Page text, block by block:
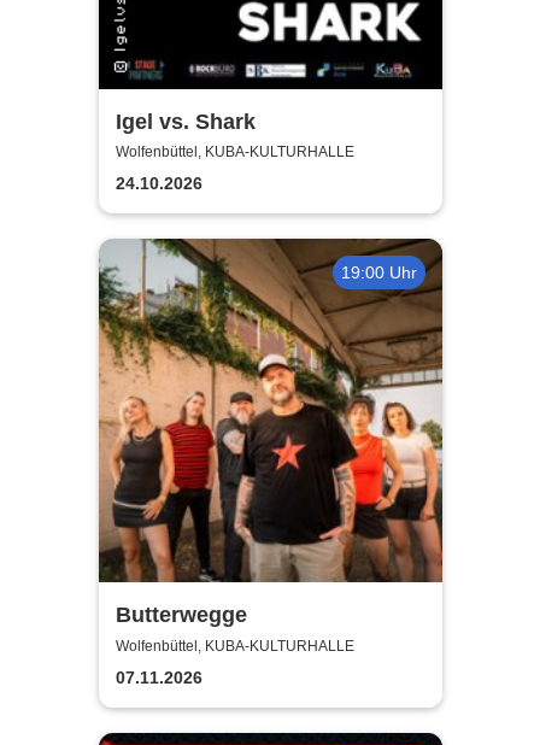
Igel vs. Shark
Wolfenbüttel, KUBA-KULTURHALLE
24.10.2026
19:00 Uhr
Butterwegge
Wolfenbüttel, KUBA-KULTURHALLE
07.11.2026